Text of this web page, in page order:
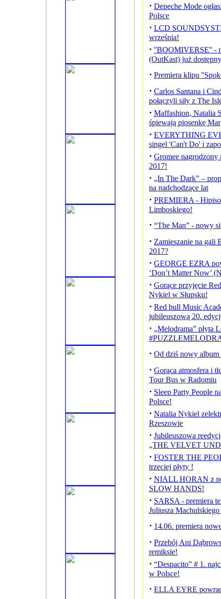
· Depeche Mode
Polsce
· LCD
września!
· ''BOOMIVERSE'' -
(OutKast) już
· Premiera klipu
· Carlos Santana i
połączyli siły z The
· Maffashion, Natalia
śpiewają piosenkę
· EVERYTHING
singel 'Can't Do' i
· Gromee
2017!
· „In The Dark” –
na nadchodzące lat
· PREMIERA -
Limboskiego!
· “The Man” - nowy
· Zamieszanie na gali
2017?
· GEORGE EZRA
‘Don’t Matter Now’
· Gorące przyjęcie
Nykiel w Słupsku!
· Red bull Music
jubileuszową 20.
· „Melodrama” płyta
· Od dziś nowy
· Gorąca atmosfera i
Tour Bus w Radomiu
· Sleep Party People
Polsce!
· Natalia Nykiel
Rzeszowie
· Jubileuszowa
„THE VELVET
· FOSTER THE
trzeciej płyty !
· NIALL HORAN z
SLOW HANDS!
· SARSA - premiera
Juliusza
· 14.06. premiera
· Przebój Ani
remiksie!
· “Despacito” # 1.
w Polsce!
· ELLA EYRE